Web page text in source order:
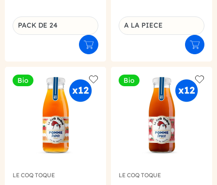
Déclinaison du produit
PACK DE 24
Ajouter au panier
Déclinaison du produit
A LA PIECE
Bio
Add to wishlist
LE COQ TOQUE
Bio
Add
LE COQ TOQUE